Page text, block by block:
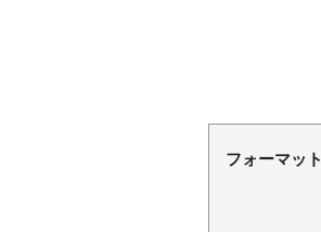
フォーマット